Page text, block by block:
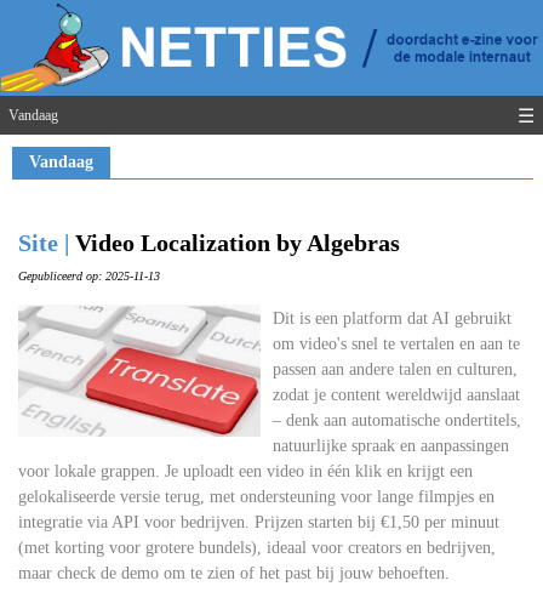
Vandaag ☰
Vandaag
Site | Video Localization by Algebras
Gepubliceerd op: 2025-11-13
Dit is een platform dat AI gebruikt
om video's snel te vertalen en aan te
passen aan andere talen en culturen,
zodat je content wereldwijd aanslaat
– denk aan automatische ondertitels,
natuurlijke spraak en aanpassingen
voor lokale grappen. Je uploadt een video in één klik en krijgt een
gelokaliseerde versie terug, met ondersteuning voor lange filmpjes en
integratie via API voor bedrijven. Prijzen starten bij €1,50 per minuut
(met korting voor grotere bundels), ideaal voor creators en bedrijven,
maar check de demo om te zien of het past bij jouw behoeften.